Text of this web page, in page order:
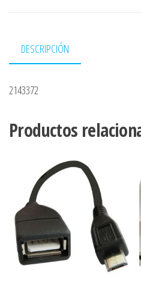
DESCRIPCIÓN
2143372
Productos